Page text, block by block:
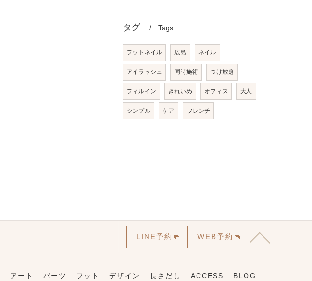
タグ Tags
フットネイル 広島 ネイル
アイラッシュ 同時施術 つけ放題
フィルイン きれいめ オフィス 大人
シンプル ケア フレンチ
LINE予約 WEB予約
アート パーツ フット デザイン 長さだし ACCESS BLOG